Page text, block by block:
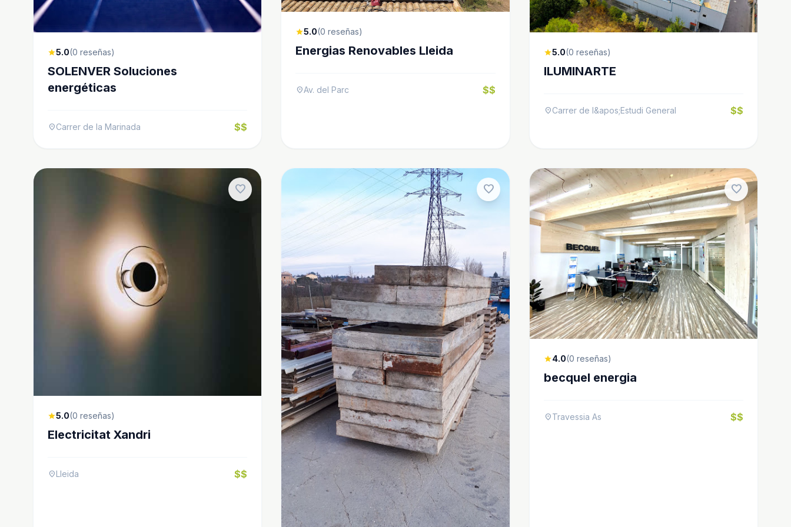
star5.0(0 reseñas)
SOLENVER Soluciones
energéticas
location_onCarrer de la Marinada $$
star5.0(0 reseñas)
Energias Renovables Lleida
location_onAv. del Parc $$
star5.0(0 reseñas)
ILUMINARTE
location_onCarrer de l&apos;Estudi General $$
favorite
star5.0(0 reseñas)
Electricitat Xandri
location_onLleida $$
favorite favorite
star4.0(0 reseñas)
becquel energia
location_onTravessia As $$